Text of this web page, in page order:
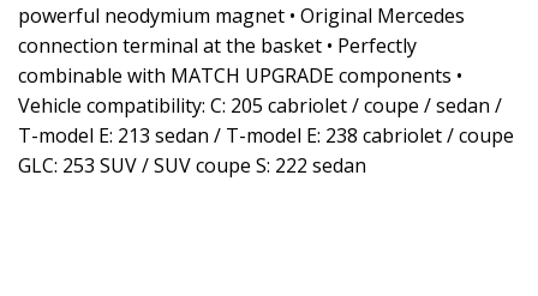
powerful neodymium magnet • Original Mercedes
connection terminal at the basket • Perfectly
combinable with MATCH UPGRADE components •
Vehicle compatibility: C: 205 cabriolet / coupe / sedan /
T-model E: 213 sedan / T-model E: 238 cabriolet / coupe
GLC: 253 SUV / SUV coupe S: 222 sedan